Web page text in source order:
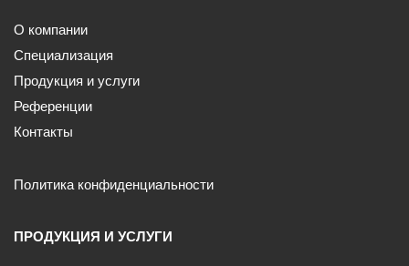
О компании
Специализация
Продукция и услуги
Референции
Контакты
Политика конфиденциальности
ПРОДУКЦИЯ И УСЛУГИ